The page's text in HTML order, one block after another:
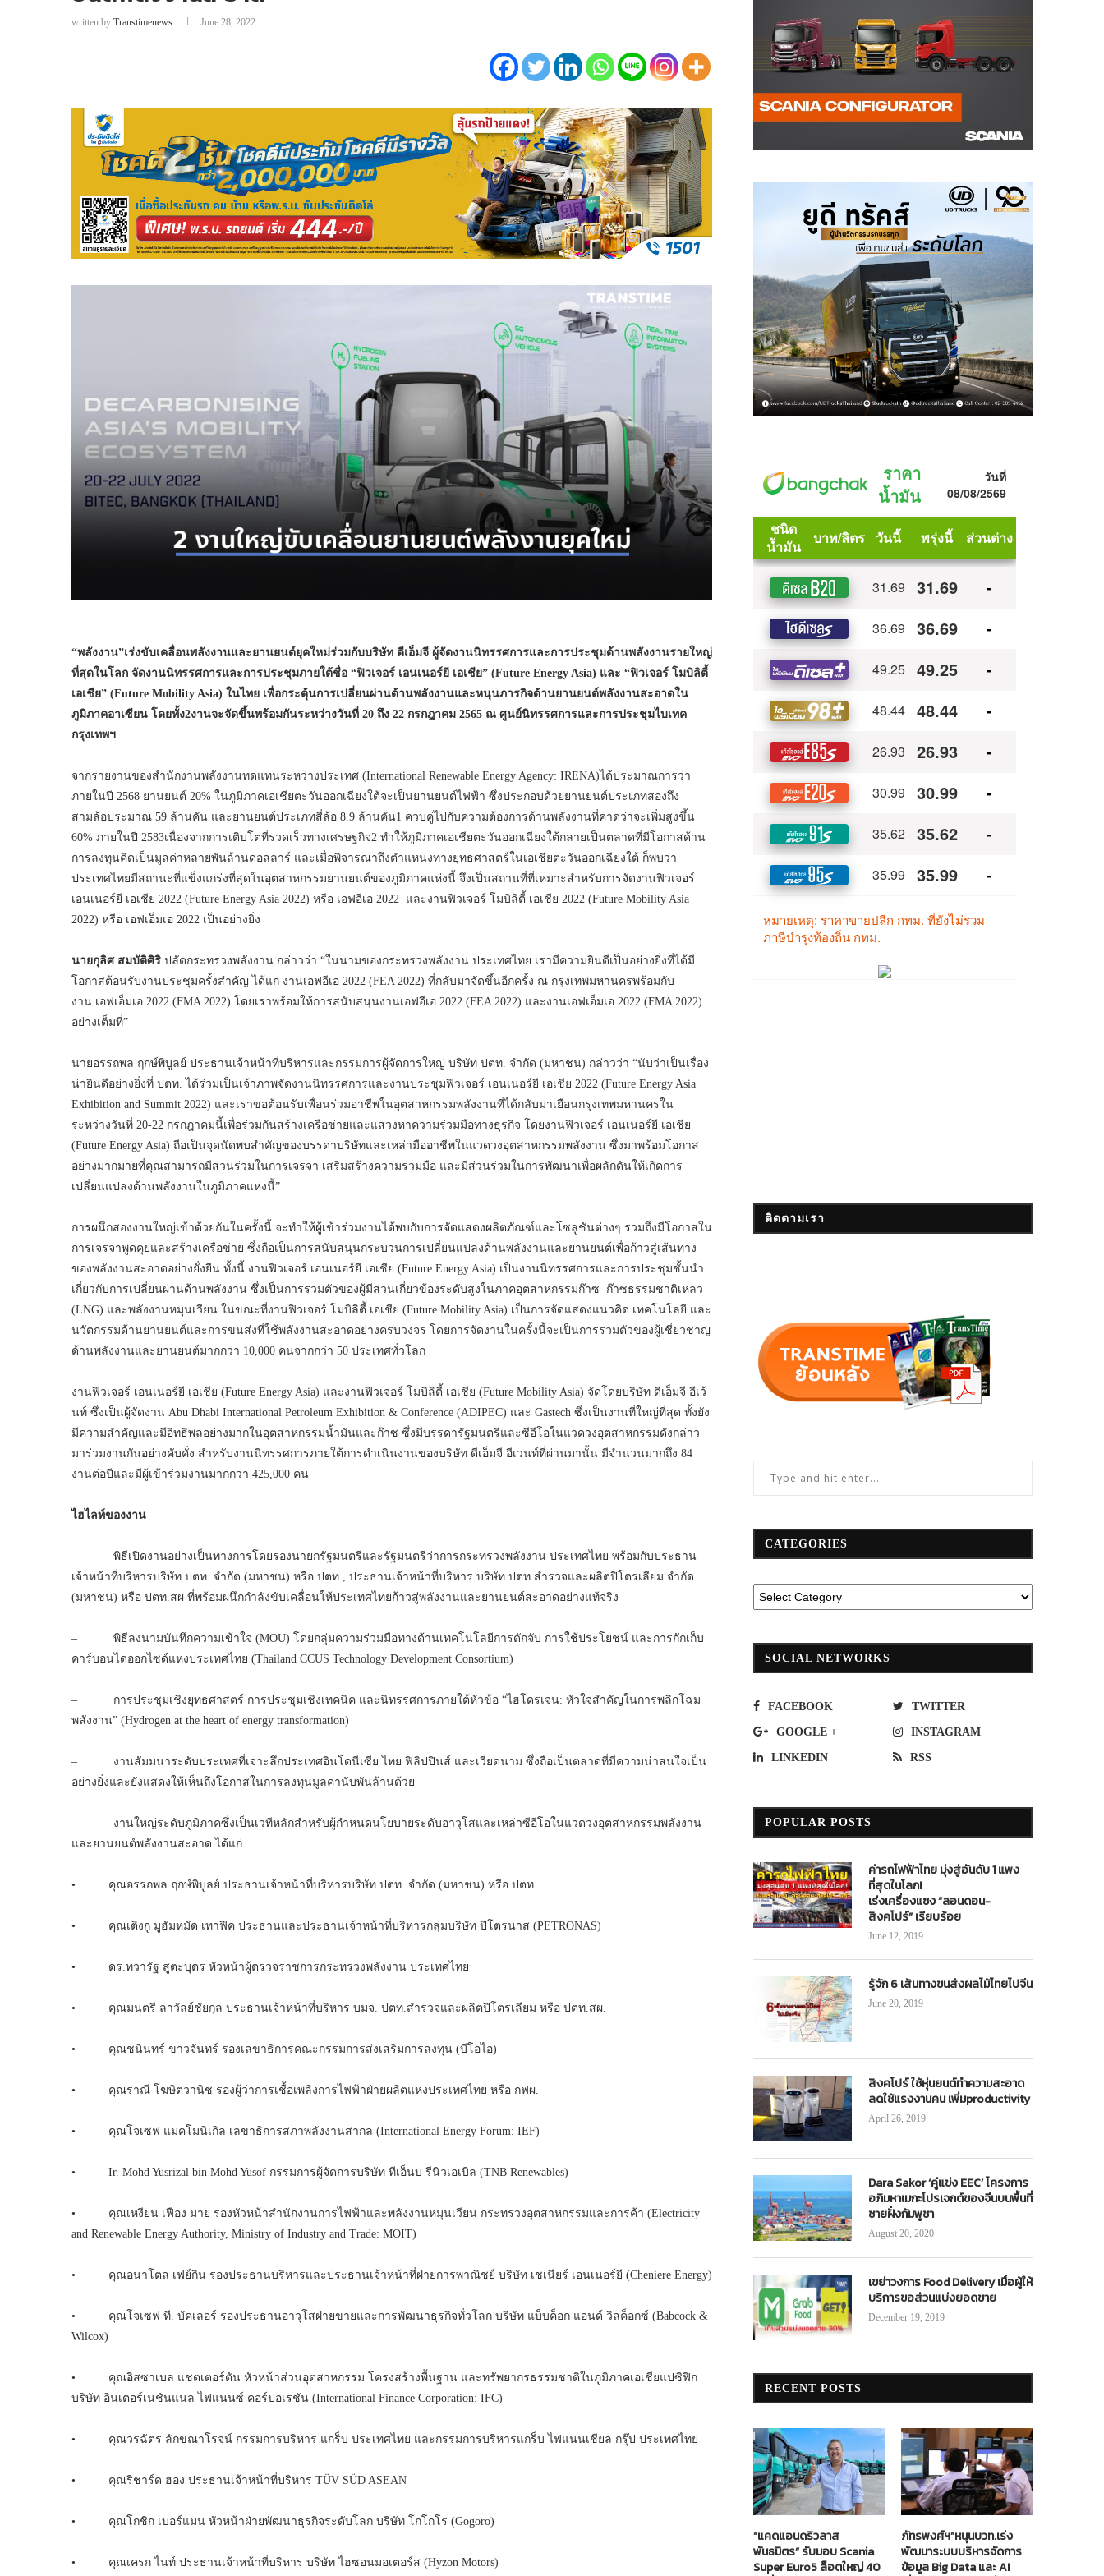
written by Transtimenews June 28, 2022
“พลังงาน”เร่งขับเคลื่อนพลังงานและยานยนต์ยุคใหม่ร่วมกับบริษัท ดีเอ็มจี ผู้จัดงานนิทรรศการและการประชุมด้านพลังงานรายใหญ่
ที่สุดในโลก จัดงานนิทรรศการและการประชุมภายใต้ชื่อ “ฟิวเจอร์ เอนเนอร์ยี เอเชีย” (Future Energy Asia) และ “ฟิวเจอร์ โมบิลิตี้
เอเชีย” (Future Mobility Asia) ในไทย เพื่อกระตุ้นการเปลี่ยนผ่านด้านพลังงานและหนุนภารกิจด้านยานยนต์พลังงานสะอาดใน
ภูมิภาคอาเซียน โดยทั้ง2งานจะจัดขึ้นพร้อมกันระหว่างวันที่ 20 ถึง 22 กรกฎาคม 2565 ณ ศูนย์นิทรรศการและการประชุมไบเทค
กรุงเทพฯ
จากรายงานของสำนักงานพลังงานทดแทนระหว่างประเทศ (International Renewable Energy Agency: IRENA)ได้ประมาณการว่า
ภายในปี 2568 ยานยนต์ 20% ในภูมิภาคเอเชียตะวันออกเฉียงใต้จะเป็นยานยนต์ไฟฟ้า ซึ่งประกอบด้วยยานยนต์ประเภทสองถึง
สามล้อประมาณ 59 ล้านคัน และยานยนต์ประเภทสี่ล้อ 8.9 ล้านคัน1 ควบคู่ไปกับความต้องการด้านพลังงานที่คาดว่าจะเพิ่มสูงขึ้น
60% ภายในปี 2583เนื่องจากการเติบโตที่รวดเร็วทางเศรษฐกิจ2 ทำให้ภูมิภาคเอเชียตะวันออกเฉียงใต้กลายเป็นตลาดที่มีโอกาสด้าน
การลงทุนคิดเป็นมูลค่าหลายพันล้านดอลลาร์ และเมื่อพิจารณาถึงตำแหน่งทางยุทธศาสตร์ในเอเชียตะวันออกเฉียงใต้ ก็พบว่า
ประเทศไทยมีสถานะที่แข็งแกร่งที่สุดในอุตสาหกรรมยานยนต์ของภูมิภาคแห่งนี้ จึงเป็นสถานที่ที่เหมาะสำหรับการจัดงานฟิวเจอร์
เอนเนอร์ยี เอเชีย 2022 (Future Energy Asia 2022) หรือ เอฟอีเอ 2022 และงานฟิวเจอร์ โมบิลิตี้ เอเชีย 2022 (Future Mobility Asia
2022) หรือ เอฟเอ็มเอ 2022 เป็นอย่างยิ่ง
นายกุลิศ สมบัติศิริ ปลัดกระทรวงพลังงาน กล่าวว่า “ในนามของกระทรวงพลังงาน ประเทศไทย เรามีความยินดีเป็นอย่างยิ่งที่ได้มี
โอกาสต้อนรับงานประชุมครั้งสำคัญ ได้แก่ งานเอฟอีเอ 2022 (FEA 2022) ที่กลับมาจัดขึ้นอีกครั้ง ณ กรุงเทพมหานครพร้อมกับ
งาน เอฟเอ็มเอ 2022 (FMA 2022) โดยเราพร้อมให้การสนับสนุนงานเอฟอีเอ 2022 (FEA 2022) และงานเอฟเอ็มเอ 2022 (FMA 2022)
อย่างเต็มที่”
นายอรรถพล ฤกษ์พิบูลย์ ประธานเจ้าหน้าที่บริหารและกรรมการผู้จัดการใหญ่ บริษัท ปตท. จำกัด (มหาชน) กล่าวว่า “นับว่าเป็นเรื่อง
น่ายินดีอย่างยิ่งที่ ปตท. ได้ร่วมเป็นเจ้าภาพจัดงานนิทรรศการและงานประชุมฟิวเจอร์ เอนเนอร์ยี เอเชีย 2022 (Future Energy Asia
Exhibition and Summit 2022) และเราขอต้อนรับเพื่อนร่วมอาชีพในอุตสาหกรรมพลังงานที่ได้กลับมาเยือนกรุงเทพมหานครใน
ระหว่างวันที่ 20-22 กรกฎาคมนี้เพื่อร่วมกันสร้างเครือข่ายและแสวงหาความร่วมมือทางธุรกิจ โดยงานฟิวเจอร์ เอนเนอร์ยี เอเชีย
(Future Energy Asia) ถือเป็นจุดนัดพบสำคัญของบรรดาบริษัทและเหล่ามืออาชีพในแวดวงอุตสาหกรรมพลังงาน ซึ่งมาพร้อมโอกาส
อย่างมากมายที่คุณสามารถมีส่วนร่วมในการเจรจา เสริมสร้างความร่วมมือ และมีส่วนร่วมในการพัฒนาเพื่อผลักดันให้เกิดการ
เปลี่ยนแปลงด้านพลังงานในภูมิภาคแห่งนี้”
การผนึกสองงานใหญ่เข้าด้วยกันในครั้งนี้ จะทำให้ผู้เข้าร่วมงานได้พบกับการจัดแสดงผลิตภัณฑ์และโซลูชันต่างๆ รวมถึงมีโอกาสใน
การเจรจาพูดคุยและสร้างเครือข่าย ซึ่งถือเป็นการสนับสนุนกระบวนการเปลี่ยนแปลงด้านพลังงานและยานยนต์เพื่อก้าวสู่เส้นทาง
ของพลังงานสะอาดอย่างยั่งยืน ทั้งนี้ งานฟิวเจอร์ เอนเนอร์ยี เอเชีย (Future Energy Asia) เป็นงานนิทรรศการและการประชุมชั้นนำ
เกี่ยวกับการเปลี่ยนผ่านด้านพลังงาน ซึ่งเป็นการรวมตัวของผู้มีส่วนเกี่ยวข้องระดับสูงในภาคอุตสาหกรรมก๊าซ ก๊าซธรรมชาติเหลว
(LNG) และพลังงานหมุนเวียน ในขณะที่งานฟิวเจอร์ โมบิลิตี้ เอเชีย (Future Mobility Asia) เป็นการจัดแสดงแนวคิด เทคโนโลยี และ
นวัตกรรมด้านยานยนต์และการขนส่งที่ใช้พลังงานสะอาดอย่างครบวงจร โดยการจัดงานในครั้งนี้จะเป็นการรวมตัวของผู้เชี่ยวชาญ
ด้านพลังงานและยานยนต์มากกว่า 10,000 คนจากกว่า 50 ประเทศทั่วโลก
งานฟิวเจอร์ เอนเนอร์ยี เอเชีย (Future Energy Asia) และงานฟิวเจอร์ โมบิลิตี้ เอเชีย (Future Mobility Asia) จัดโดยบริษัท ดีเอ็มจี อีเว้
นท์ ซึ่งเป็นผู้จัดงาน Abu Dhabi International Petroleum Exhibition & Conference (ADIPEC) และ Gastech ซึ่งเป็นงานที่ใหญ่ที่สุด ทั้งยัง
มีความสำคัญและมีอิทธิพลอย่างมากในอุตสาหกรรมน้ำมันและก๊าซ ซึ่งมีบรรดารัฐมนตรีและซีอีโอในแวดวงอุตสาหกรรมดังกล่าว
มาร่วมงานกันอย่างคับคั่ง สำหรับงานนิทรรศการภายใต้การดำเนินงานของบริษัท ดีเอ็มจี อีเวนท์ที่ผ่านมานั้น มีจำนวนมากถึง 84
งานต่อปีและมีผู้เข้าร่วมงานมากกว่า 425,000 คน
ไฮไลท์ของงาน
– พิธีเปิดงานอย่างเป็นทางการโดยรองนายกรัฐมนตรีและรัฐมนตรีว่าการกระทรวงพลังงาน ประเทศไทย พร้อมกับประธาน
เจ้าหน้าที่บริหารบริษัท ปตท. จำกัด (มหาชน) หรือ ปตท., ประธานเจ้าหน้าที่บริหาร บริษัท ปตท.สำรวจและผลิตปิโตรเลียม จำกัด
(มหาชน) หรือ ปตท.สผ ที่พร้อมผนึกกำลังขับเคลื่อนให้ประเทศไทยก้าวสู่พลังงานและยานยนต์สะอาดอย่างแท้จริง
– พิธีลงนามบันทึกความเข้าใจ (MOU) โดยกลุ่มความร่วมมือทางด้านเทคโนโลยีการดักจับ การใช้ประโยชน์ และการกักเก็บ
คาร์บอนไดออกไซด์แห่งประเทศไทย (Thailand CCUS Technology Development Consortium)
– การประชุมเชิงยุทธศาสตร์ การประชุมเชิงเทคนิค และนิทรรศการภายใต้หัวข้อ “ไฮโดรเจน: หัวใจสำคัญในการพลิกโฉม
พลังงาน” (Hydrogen at the heart of energy transformation)
– งานสัมมนาระดับประเทศที่เจาะลึกประเทศอินโดนีเซีย ไทย ฟิลิปปินส์ และเวียดนาม ซึ่งถือเป็นตลาดที่มีความน่าสนใจเป็น
อย่างยิ่งและยังแสดงให้เห็นถึงโอกาสในการลงทุนมูลค่านับพันล้านด้วย
– งานใหญ่ระดับภูมิภาคซึ่งเป็นเวทีหลักสำหรับผู้กำหนดนโยบายระดับอาวุโสและเหล่าซีอีโอในแวดวงอุตสาหกรรมพลังงาน
และยานยนต์พลังงานสะอาด ได้แก่:
• คุณอรรถพล ฤกษ์พิบูลย์ ประธานเจ้าหน้าที่บริหารบริษัท ปตท. จำกัด (มหาชน) หรือ ปตท.
• คุณเติงกู มูฮัมหมัด เทาฟิค ประธานและประธานเจ้าหน้าที่บริหารกลุ่มบริษัท ปิโตรนาส (PETRONAS)
• ดร.ทวารัฐ สูตะบุตร หัวหน้าผู้ตรวจราชการกระทรวงพลังงาน ประเทศไทย
• คุณมนตรี ลาวัลย์ชัยกุล ประธานเจ้าหน้าที่บริหาร บมจ. ปตท.สำรวจและผลิตปิโตรเลียม หรือ ปตท.สผ.
• คุณชนินทร์ ขาวจันทร์ รองเลขาธิการคณะกรรมการส่งเสริมการลงทุน (บีโอไอ)
• คุณราณี โฆษิตวานิช รองผู้ว่าการเชื้อเพลิงการไฟฟ้าฝ่ายผลิตแห่งประเทศไทย หรือ กฟผ.
• คุณโจเซฟ แมคโมนิเกิล เลขาธิการสภาพลังงานสากล (International Energy Forum: IEF)
• Ir. Mohd Yusrizal bin Mohd Yusof กรรมการผู้จัดการบริษัท ทีเอ็นบ รีนิวเอเบิล (TNB Renewables)
• คุณเหงียน เฟือง มาย รองหัวหน้าสำนักงานการไฟฟ้าและพลังงานหมุนเวียน กระทรวงอุตสาหกรรมและการค้า (Electricity
and Renewable Energy Authority, Ministry of Industry and Trade: MOIT)
• คุณอนาโตล เฟย์กิน รองประธานบริหารและประธานเจ้าหน้าที่ฝ่ายการพาณิชย์ บริษัท เชเนียร์ เอนเนอร์ยี (Cheniere Energy)
• คุณโจเซฟ ที. บัคเลอร์ รองประธานอาวุโสฝ่ายขายและการพัฒนาธุรกิจทั่วโลก บริษัท แบ็บค็อก แอนด์ วิลค็อกซ์ (Babcock &
Wilcox)
• คุณอิสซาเบล แชตเตอร์ตัน หัวหน้าส่วนอุตสาหกรรม โครงสร้างพื้นฐาน และทรัพยากรธรรมชาติในภูมิภาคเอเชียแปซิฟิก
บริษัท อินเตอร์เนชันแนล ไฟแนนซ์ คอร์ปอเรชัน (International Finance Corporation: IFC)
• คุณวรฉัตร ลักขณาโรจน์ กรรมการบริหาร แกร็บ ประเทศไทย และกรรมการบริหารแกร็บ ไฟแนนเชียล กรุ๊ป ประเทศไทย
• คุณริชาร์ด ฮอง ประธานเจ้าหน้าที่บริหาร TÜV SÜD ASEAN
• คุณโกชิก เบอร์แมน หัวหน้าฝ่ายพัฒนาธุรกิจระดับโลก บริษัท โกโกโร (Gogoro)
• คุณเครก ไนท์ ประธานเจ้าหน้าที่บริหาร บริษัท ไฮซอนมอเตอร์ส (Hyzon Motors)
ติดตามเรา
CATEGORIES
SOCIAL NETWORKS
FACEBOOK TWITTER
GOOGLE + INSTAGRAM
LINKEDIN RSS
POPULAR POSTS
ค่ารถไฟฟ้าไทย มุ่งสู่อันดับ 1 แพง
ที่สุดในโลก!
เร่งเครื่องแซง “ลอนดอน-
สิงคโปร์” เรียบร้อย
June 12, 2019
รู้จัก 6 เส้นทางขนส่งผลไม้ไทยไปจีน
June 20, 2019
สิงคโปร์ ใช้หุ่นยนต์ทำความสะอาด
ลดใช้แรงงานคน เพิ่มproductivity
April 26, 2019
Dara Sakor ‘คู่แข่ง EEC’ โครงการ
อภิมหาเมกะโปรเจกต์ของจีนบนพื้นที่
ชายฝั่งกัมพูชา
August 20, 2020
เขย่าวงการ Food Delivery เมื่อผู้ให้
บริการขอส่วนแบ่งยอดขาย
December 19, 2019
RECENT POSTS
“แคดแอนดริวลาส
พันธมิตร” รับมอบ Scania
Super Euro5 ล็อตใหญ่ 40
ภัทรพงศ์ฯ”หนุนบวท.เร่ง
พัฒนาระบบบริหารจัดการ
ข้อมูล Big Data และ AI